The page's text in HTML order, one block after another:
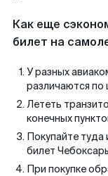
Как еще
билет на
У разных
различаются по
Лететь
конечных
Покупайте туда
билет
При покупке